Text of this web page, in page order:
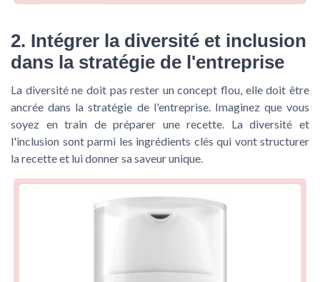
2. Intégrer la diversité et inclusion
dans la stratégie de l'entreprise
La diversité ne doit pas rester un concept flou, elle doit être
ancrée dans la stratégie de l'entreprise. Imaginez que vous
soyez en train de préparer une recette. La diversité et
l'inclusion sont parmi les ingrédients clés qui vont structurer
la recette et lui donner sa saveur unique.